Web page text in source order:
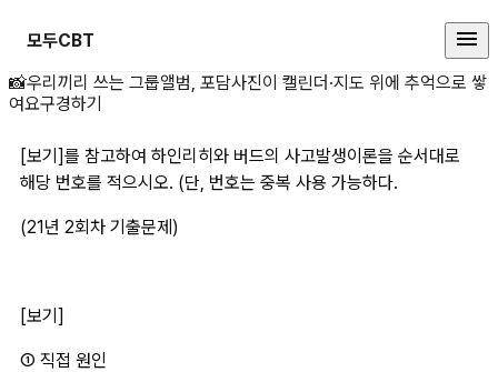
모두CBT
[보기]를 참고하여 하인리히와 버
📸우리끼리 쓰는 그룹앨범, 포담사진이 캘린더·지도 위에 추억으로 쌓
여요구경하기
[보기]를 참고하여 하인리히와 버드의 사고발생이론을 순서대로
해당 번호를 적으시오. (단, 번호는 중복 사용 가능하다.
(21년 2회차 기출문제)
[보기]
① 직접 원인